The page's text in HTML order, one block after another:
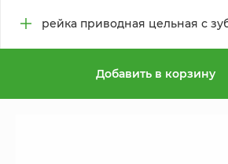
рейка приводная цельная с
Добавить в корзину